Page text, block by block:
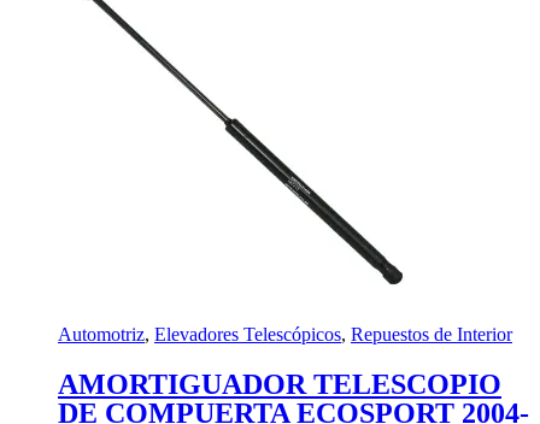
Automotriz, Elevadores Telescópicos, Repuestos de Interior
AMORTIGUADOR TELESCOPIO
DE COMPUERTA ECOSPORT 2004-